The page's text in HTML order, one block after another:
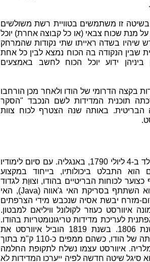
בשיטה זו משתמשים בטוויית רשת משולשים
על מנת שכוח צבאי (או כל קבוצה אחרת) יוכל
שיהיו בשדה ראייתו שתי נקודות שהמרחק
שבין הנקודה בה הכוח נמצא לבין כל אחת
ידוע יוכל הכוח לחשב באמצעים
בקצה הדרומי של הודו ולאחר מכן הורחבו
בשנת 1818 כבר זכתה תוכנית המדידות לשם הנכבד "הסקר
הבריטית. באותה שנה הצטרף לכוח צוות
נולד ב-4 ליולי 1790, באנגליה. עם סיום לימודיו
התבלט ביכולותיו, בייחוד במקצוע
1806 הוא הצטרף כצוער לכוחות הבריטיים בהודו, וצוּוַת לגדוד
ארטילריה. בשנים 1814 עד 1816 הוא השתתף בסריקת האי ג'אווה (Java), האי
מזרח יבשת אסיה שנכבש מידי הצרפתים
שנים קודם לכן. בשנת 1818 מונה איוורסט כעוזר לקולונל וויליאם למבטון.
לעריכת מדידות טריגונומטריות בהודו.
למבטון החל את עבודתו בהודו בשנת 1806. בשנת 1819 הוביל איוורסט את
המשלחת הראשונה שלו לסיקור אדמתה של הודו, כשהם ממפים כ-110 ק"מ בתוך
איוורסט עצמו נשלח לתקופת החלמה
סיגל שיטה חדשה לפיה ייערכו המדידות לא